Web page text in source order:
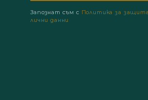
Запознат съм с Политика за
лични данни